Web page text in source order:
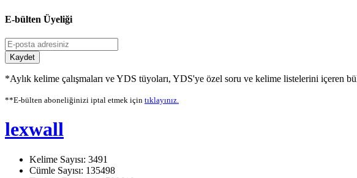
E-bülten Üyeliği
Kaydet
*Aylık kelime çalışmaları ve YDS tüyoları, YDS'ye özel soru ve kelime listelerini içeren
**E-bülten aboneliğinizi iptal etmek için tıklayınız.
lexwall
Kelime Sayısı: 3491
Cümle Sayısı: 135498